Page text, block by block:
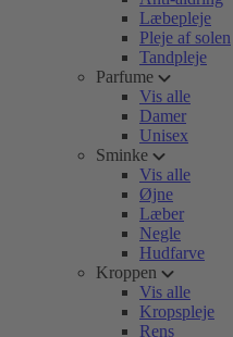
Læbepleje
Pleje af solen
Tandpleje
Parfume
Vis alle
Damer
Unisex
Sminke
Vis alle
Øjne
Læber
Negle
Hudfarve
Kroppen
Vis alle
Kropspleje
Rens